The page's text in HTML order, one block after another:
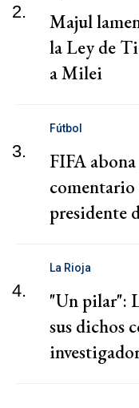
2.
Majul
la Ley de
a Milei
3.
Fútbol
FIFA
comentario
presidente
4.
La Rioja
"Un pilar":
sus dichos